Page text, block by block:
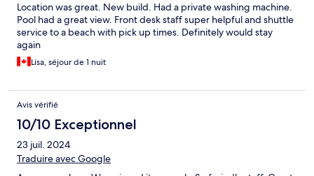
Location was great. New build. Had a private washing machine.
Pool had a great view. Front desk staff super helpful and shuttle
service to a beach with pick up times. Definitely would stay
again
Lisa, séjour de 1 nuit
Avis vérifié
10/10 Exceptionnel
23 juil. 2024
Traduire avec Google